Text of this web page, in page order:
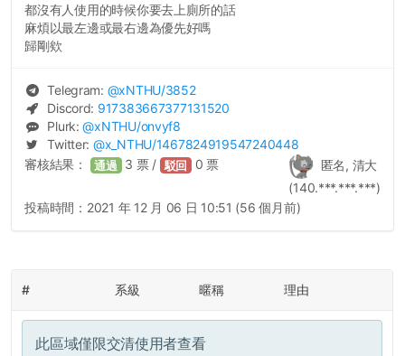
都沒有人使用的時候你要去上廁所的話
麻煩以最左邊或最右邊為優先好嗎
歸剛欸
Telegram: @xNTHU/3852
Discord: 917383667377131520
Plurk:@xNTHU/onvyf8
Twitter: @x_NTHU/1467824919547240448
匿名, 清大
(140.***.***.***)
審核結果： 通過 3 票 / 駁回 0 票
投稿時間： 2021 年 12 月 06 日 10:51 (56 個月前)
# 系級 暱稱 理由
此區域僅限交清使用者查看